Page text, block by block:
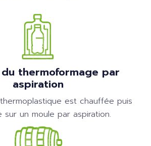
thermoformage par
aspiration
est chauffée puis
sur un moule par aspiration.